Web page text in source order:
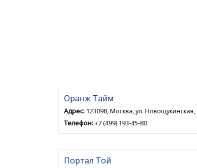
Оранж Тайм
Адрес: 123098, Москва, ул. Новощукинская,
Телефон:+7 (499) 193-45-80
Портал Той